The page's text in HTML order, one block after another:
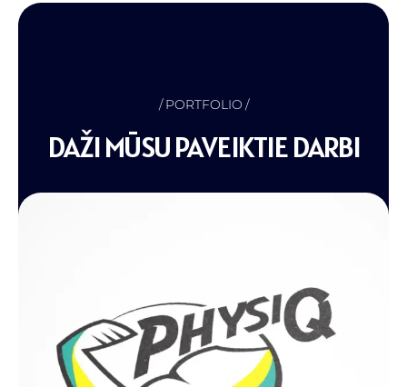
PORTFOLIO
DAŽI MŪSU PAVEIKTIE DARBI